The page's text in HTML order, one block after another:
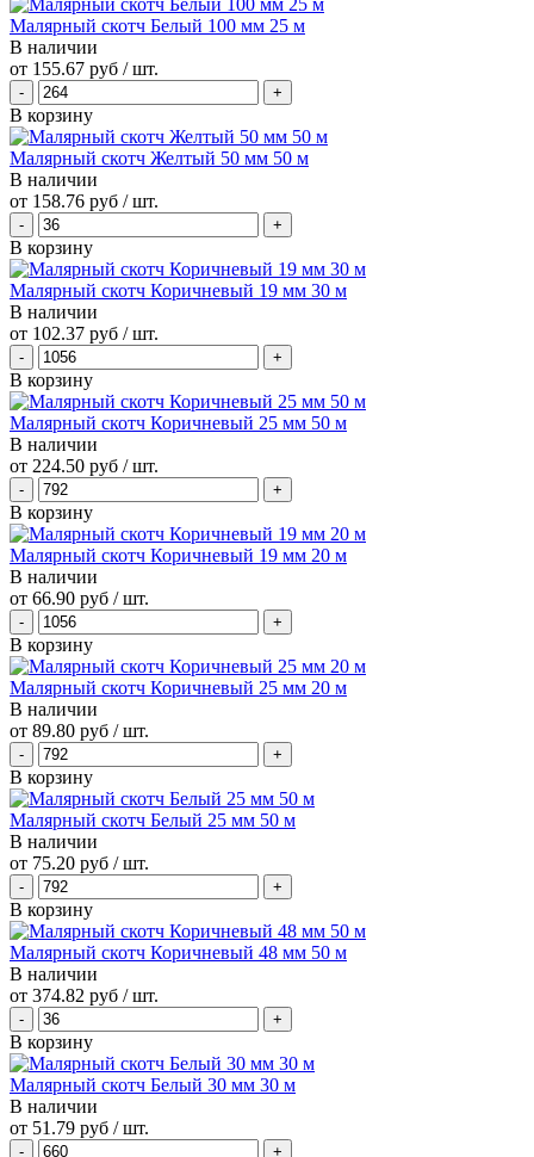
Малярный скотч Белый 100 мм 25 м
В наличии
от 155.67 руб / шт.
В корзину
Малярный скотч Желтый 50 мм 50 м
В наличии
от 158.76 руб / шт.
В корзину
Малярный скотч Коричневый 19 мм 30 м
В наличии
от 102.37 руб / шт.
В корзину
Малярный скотч Коричневый 25 мм 50 м
В наличии
от 224.50 руб / шт.
В корзину
Малярный скотч Коричневый 19 мм 20 м
В наличии
от 66.90 руб / шт.
В корзину
Малярный скотч Коричневый 25 мм 20 м
В наличии
от 89.80 руб / шт.
В корзину
Малярный скотч Белый 25 мм 50 м
В наличии
от 75.20 руб / шт.
В корзину
Малярный скотч Коричневый 48 мм 50 м
В наличии
от 374.82 руб / шт.
В корзину
Малярный скотч Белый 30 мм 30 м
В наличии
от 51.79 руб / шт.